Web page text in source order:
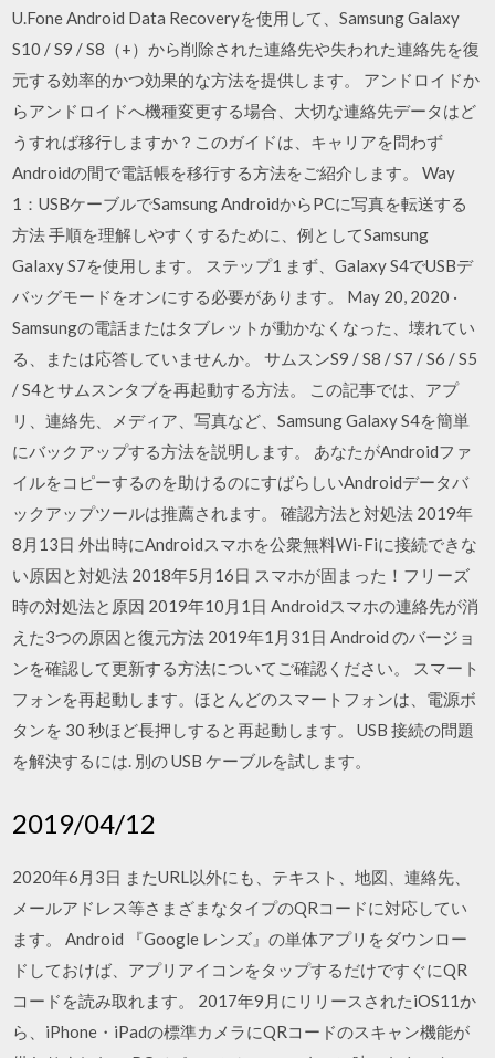
U.Fone Android Data Recoveryを使用して、Samsung Galaxy
S10 / S9 / S8（+）から削除された連絡先や失われた連絡先を復
元する効率的かつ効果的な方法を提供します。 アンドロイドか
らアンドロイドへ機種変更する場合、大切な連絡先データはど
うすれば移行しますか？このガイドは、キャリアを問わず
Androidの間で電話帳を移行する方法をご紹介します。 Way
1：USBケーブルでSamsung AndroidからPCに写真を転送する
方法 手順を理解しやすくするために、例としてSamsung
Galaxy S7を使用します。 ステップ1 まず、Galaxy S4でUSBデ
バッグモードをオンにする必要があります。 May 20, 2020 ·
Samsungの電話またはタブレットが動かなくなった、壊れてい
る、または応答していませんか。 サムスンS9 / S8 / S7 / S6 / S5
/ S4とサムスンタブを再起動する方法。 この記事では、アプ
リ、連絡先、メディア、写真など、Samsung Galaxy S4を簡単
にバックアップする方法を説明します。 あなたがAndroidファ
イルをコピーするのを助けるのにすばらしいAndroidデータバ
ックアップツールは推薦されます。 確認方法と対処法 2019年
8月13日 外出時にAndroidスマホを公衆無料Wi-Fiに接続できな
い原因と対処法 2018年5月16日 スマホが固まった！フリーズ
時の対処法と原因 2019年10月1日 Androidスマホの連絡先が消
えた3つの原因と復元方法 2019年1月31日 Android のバージョ
ンを確認して更新する方法についてご確認ください。 スマート
フォンを再起動します。ほとんどのスマートフォンは、電源ボ
タンを 30 秒ほど長押しすると再起動します。 USB 接続の問題
を解決するには. 別の USB ケーブルを試します。
2019/04/12
2020年6月3日 またURL以外にも、テキスト、地図、連絡先、
メールアドレス等さまざまなタイプのQRコードに対応してい
ます。 Android 『Google レンズ』の単体アプリをダウンロー
ドしておけば、アプリアイコンをタップするだけですぐにQR
コードを読み取れます。 2017年9月にリリースされたiOS11か
ら、iPhone・iPadの標準カメラにQRコードのスキャン機能が